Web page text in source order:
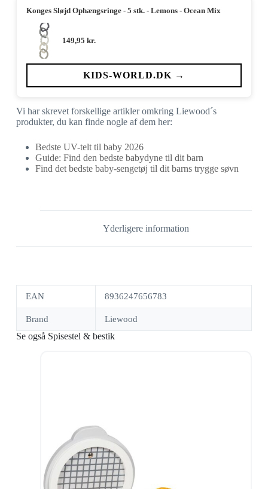
Konges Sløjd Ophængsringe - 5 stk. - Lemons - Ocean Mix
149,95 kr.
KIDS-WORLD.DK →
Vi har skrevet forskellige artikler omkring Liewood´s
produkter, du kan finde nogle af dem her:
Bedste UV-telt til baby 2026
Guide: Find den bedste babydyne til dit barn
Find det bedste baby-sengetøj til dit barns trygge søvn
Yderligere information
EAN 8936247656783
Brand Liewood
Se også Spisestel & bestik